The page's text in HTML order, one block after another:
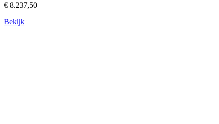
€ 8.237,50
Bekijk